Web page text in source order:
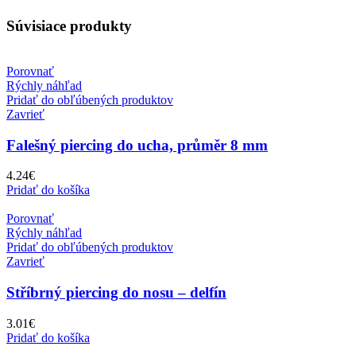
Súvisiace produkty
Porovnať
Rýchly náhľad
Pridať do obľúbených produktov
Zavrieť
Falešný piercing do ucha, průměr 8 mm
4.24€
Pridať do košíka
Porovnať
Rýchly náhľad
Pridať do obľúbených produktov
Zavrieť
Stříbrný piercing do nosu – delfín
3.01€
Pridať do košíka